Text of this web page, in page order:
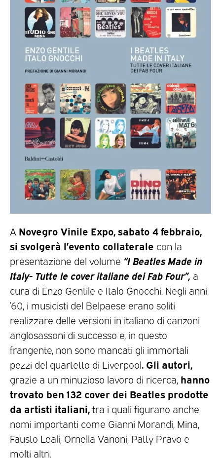
A Novegro Vinile Expo, sabato 4 febbraio,
si svolgerà l’evento collaterale con la
presentazione del volume “I Beatles Made in
Italy- Tutte le cover italiane dei Fab Four”, a
cura di Enzo Gentile e Italo Gnocchi. Negli anni
’60, i musicisti del Belpaese erano soliti
realizzare delle versioni in italiano di canzoni
anglosassoni di successo e, in questo
frangente, non sono mancati gli immortali
pezzi del quartetto di Liverpool. Gli autori,
grazie a un minuzioso lavoro di ricerca, hanno
trovato ben 132 cover dei Beatles prodotte
da artisti italiani,tra i quali figurano anche
nomi importanti come Gianni Morandi, Mina,
Fausto Leali, Ornella Vanoni, Patty Pravo e
molti altri.